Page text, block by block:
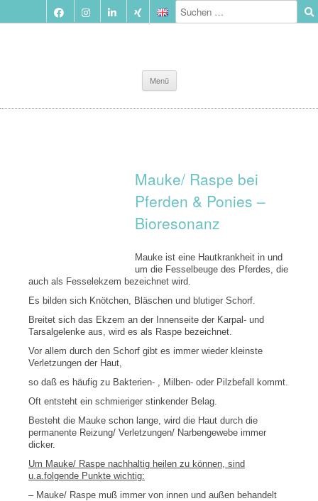
Menü
Inhalt
springen
Mauke/ Raspe bei
Pferden & Ponies –
Bioresonanz
Mauke ist eine Hautkrankheit in und
um die Fesselbeuge des Pferdes, die
auch als Fesselekzem bezeichnet wird.
Es bilden sich Knötchen, Bläschen und blutiger Schorf.
Breitet sich das Ekzem an der Innenseite der Karpal- und
Tarsalgelenke aus, wird es als Raspe bezeichnet.
Vor allem durch den Schorf gibt es immer wieder kleinste
Verletzungen der Haut,
so daß es häufig zu Bakterien- , Milben- oder Pilzbefall kommt.
Oft entsteht ein schmieriger stinkender Belag.
Besteht die Mauke schon lange, wird die Haut durch die
permanente Reizung/ Verletzungen/ Narbengewebe immer
dicker.
Um Mauke/ Raspe nachhaltig heilen zu können, sind
u.a.folgende Punkte wichtig:
– Mauke/ Raspe muß immer von innen und außen behandelt